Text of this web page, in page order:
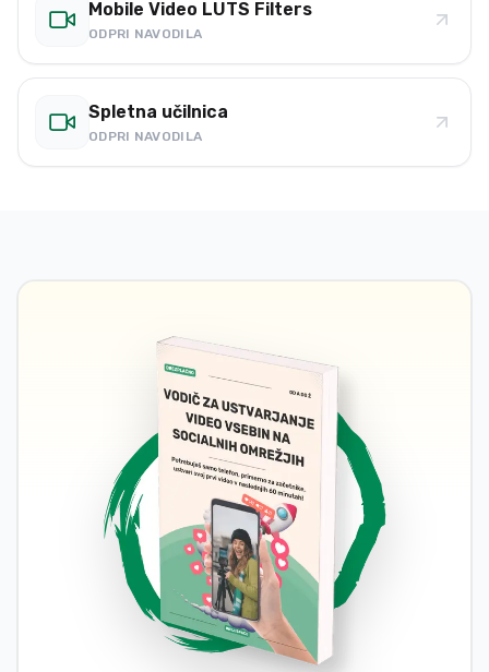
Mobile Video LUTS Filters
ODPRI NAVODILA
Spletna učilnica
ODPRI NAVODILA